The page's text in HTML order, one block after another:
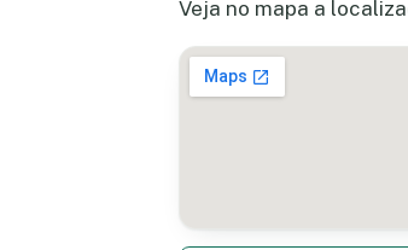
Veja no mapa a